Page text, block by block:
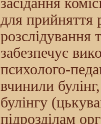
для прийняття
розслідування
забезпечує
психолого-
вчинили
булінгу
підрозділам